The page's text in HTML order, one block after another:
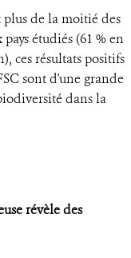
plus de la moitié des
étudiés (61 % en
ces résultats positifs
sont d'une grande
dans la
révèle des